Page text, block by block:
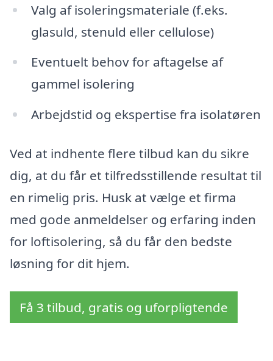
Valg af isoleringsmateriale (f.eks.
glasuld, stenuld eller cellulose)
Eventuelt behov for aftagelse af
gammel isolering
Arbejdstid og ekspertise fra isolatøren
Ved at indhente flere tilbud kan du sikre
dig, at du får et tilfredsstillende resultat til
en rimelig pris. Husk at vælge et firma
med gode anmeldelser og erfaring inden
for loftisolering, så du får den bedste
løsning for dit hjem.
Få 3 tilbud, gratis og uforpligtende